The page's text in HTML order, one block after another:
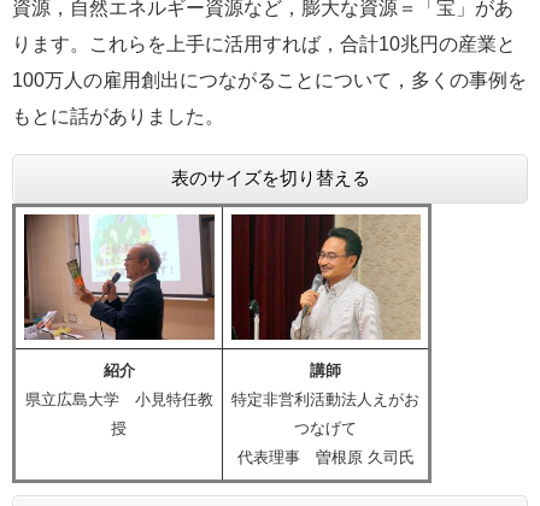
資源，自然エネルギー資源など，膨大な資源＝「宝」があ
ります。これらを上手に活用すれば，合計10兆円の産業と
100万人の雇用創出につながることについて， 多くの事例を
もとに話がありました。
表のサイズを切り替える
紹介
県立広島大学 小見特任教
授
講師
特定非営利活動法人えがお
つなげて
代表理事 曽根原 久司 氏